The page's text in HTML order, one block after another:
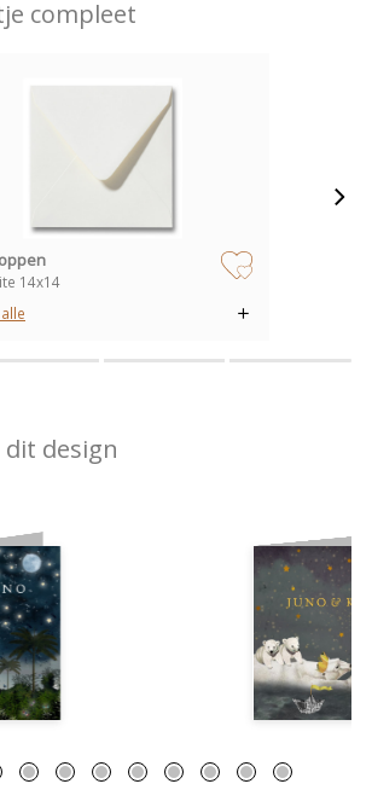
compleet
zet op verlanglijstje
14x14
design